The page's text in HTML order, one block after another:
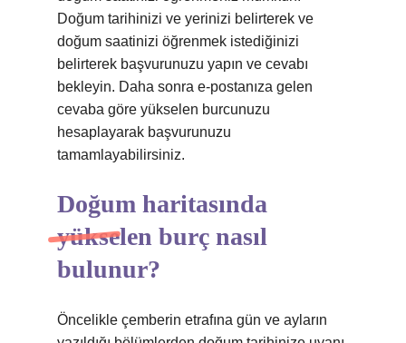
Doğum tarihinizi ve yerinizi belirterek ve
doğum saatinizi öğrenmek istediğinizi
belirterek başvurunuzu yapın ve cevabı
bekleyin. Daha sonra e-postanıza gelen
cevaba göre yükselen burcunuzu
hesaplayarak başvurunuzu
tamamlayabilirsiniz.
Doğum haritasında
yükselen burç nasıl
bulunur?
Öncelikle çemberin etrafına gün ve ayların